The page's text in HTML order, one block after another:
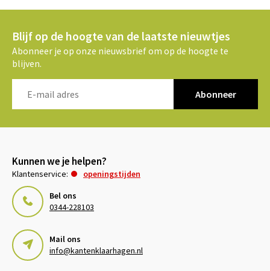
Blijf op de hoogte van de laatste nieuwtjes
Abonneer je op onze nieuwsbrief om op de hoogte te
blijven.
Abonneer
Kunnen we je helpen?
Klantenservice:
openingstijden
Bel ons
0344-228103
Mail ons
info@kantenklaarhagen.nl